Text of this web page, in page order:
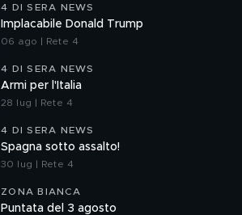
4 DI SERA NEWS
Implacabile Donald Trump
06 ago | Rete 4
4 DI SERA NEWS
Armi per l'Italia
28 lug | Rete 4
4 DI SERA NEWS
Spagna sotto assalto!
30 lug | Rete 4
ZONA BIANCA
Puntata del 3 agosto